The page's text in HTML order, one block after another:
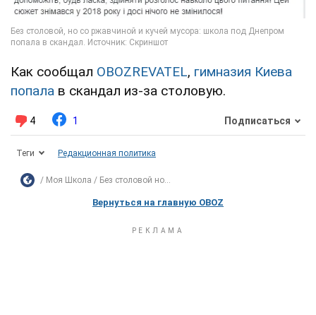
Как сообщал OBOZREVATEL, гимназия Киева
попала в скандал из-за столовую.
4 1 Подписаться
Теги Редакционная политика
Моя Школа Без столовой но...
Вернуться на главную OBOZ